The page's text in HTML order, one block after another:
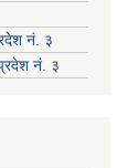
नं. ३
नं. ३